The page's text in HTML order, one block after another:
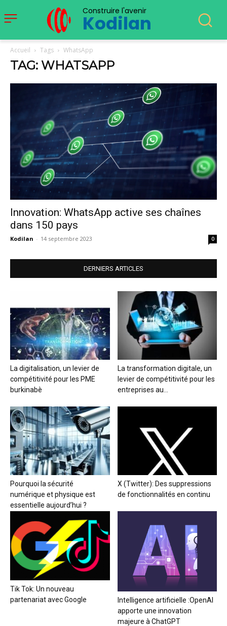
Construire l'avenir
Kodilan
Accueil Tags WhatsApp
TAG: WHATSAPP
Innovation: WhatsApp active ses chaînes
dans 150 pays
Kodilan - 14 septembre 2023 0
DERNIERS ARTICLES
La digitalisation, un levier de
compétitivité pour les PME
burkinabè
La transformation digitale, un
levier de compétitivité pour les
entreprises au...
Pourquoi la sécurité
numérique et physique est
essentielle aujourd’hui ?
X (Twitter): Des suppressions
de fonctionnalités en continu
Tik Tok: Un nouveau
partenariat avec Google
Intelligence artificielle :OpenAI
apporte une innovation
majeure à ChatGPT